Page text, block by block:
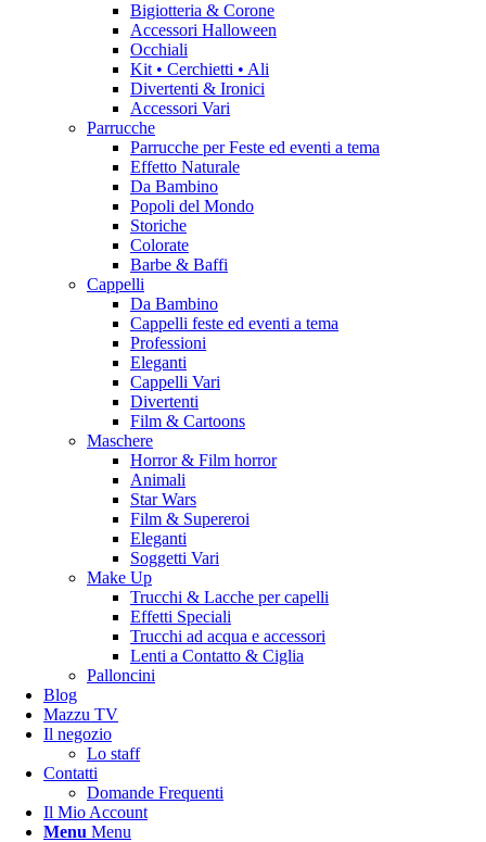
Bigiotteria & Corone
Accessori Halloween
Occhiali
Kit • Cerchietti • Ali
Divertenti & Ironici
Accessori Vari
Parrucche
Parrucche per Feste ed eventi a tema
Effetto Naturale
Da Bambino
Popoli del Mondo
Storiche
Colorate
Barbe & Baffi
Cappelli
Da Bambino
Cappelli feste ed eventi a tema
Professioni
Eleganti
Cappelli Vari
Divertenti
Film & Cartoons
Maschere
Horror & Film horror
Animali
Star Wars
Film & Supereroi
Eleganti
Soggetti Vari
Make Up
Trucchi & Lacche per capelli
Effetti Speciali
Trucchi ad acqua e accessori
Lenti a Contatto & Ciglia
Palloncini
Blog
Mazzu TV
Il negozio
Lo staff
Contatti
Domande Frequenti
Il Mio Account
Menu Menu